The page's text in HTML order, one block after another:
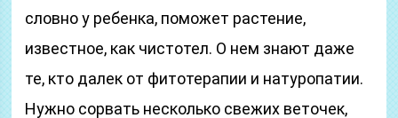
словно у ребенка, поможет растение,
известное, как чистотел. О нем знают даже
те, кто далек от фитотерапии и натуропатии.
Нужно сорвать несколько свежих веточек,